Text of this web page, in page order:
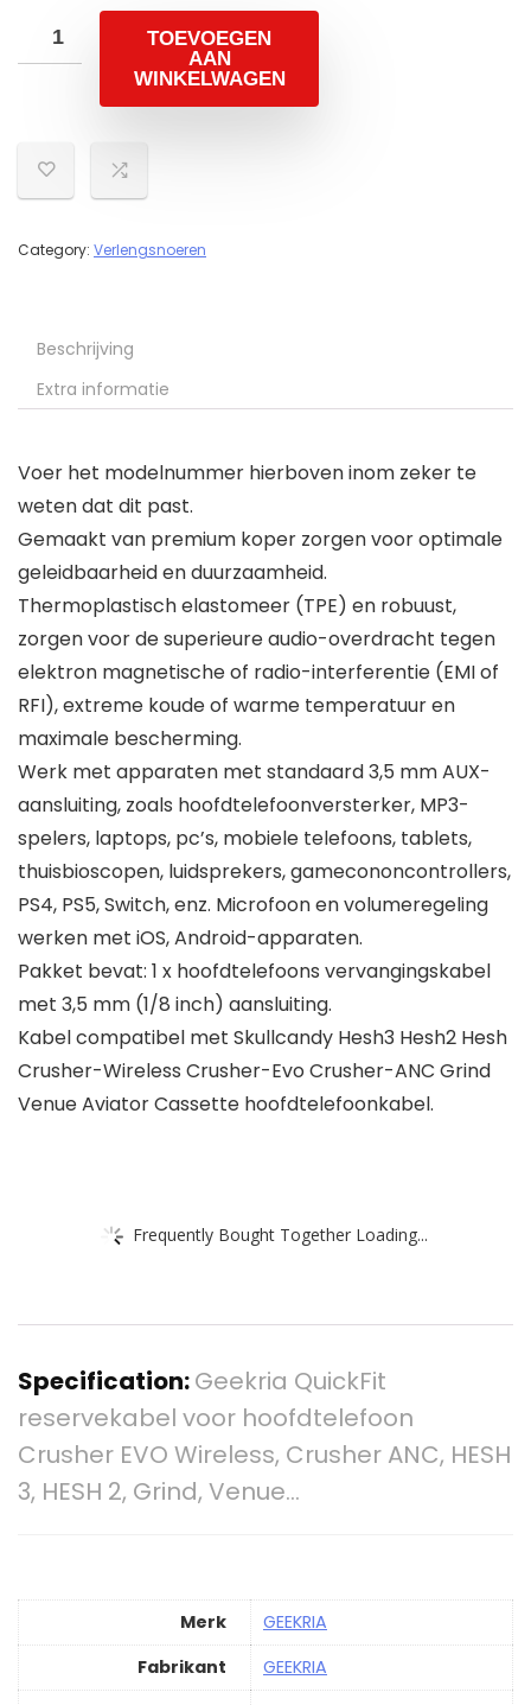
TOEVOEGEN
AAN
WINKELWAGEN
Category: Verlengsnoeren
Beschrijving
Extra informatie
Voer het modelnummer hierboven inom zeker te
weten dat dit past.
Gemaakt van premium koper zorgen voor optimale
geleidbaarheid en duurzaamheid.
Thermoplastisch elastomeer (TPE) en robuust,
zorgen voor de superieure audio-overdracht tegen
elektron magnetische of radio-interferentie (EMI of
RFI), extreme koude of warme temperatuur en
maximale bescherming.
Werk met apparaten met standaard 3,5 mm AUX-
aansluiting, zoals hoofdtelefoonversterker, MP3-
spelers, laptops, pc’s, mobiele telefoons, tablets,
thuisbioscopen, luidsprekers, gamecononcontrollers,
PS4, PS5, Switch, enz. Microfoon en volumeregeling
werken met iOS, Android-apparaten.
Pakket bevat: 1 x hoofdtelefoons vervangingskabel
met 3,5 mm (1/8 inch) aansluiting.
Kabel compatibel met Skullcandy Hesh3 Hesh2 Hesh
Crusher-Wireless Crusher-Evo Crusher-ANC Grind
Venue Aviator Cassette hoofdtelefoonkabel.
Frequently Bought Together Loading...
Specification:Geekria QuickFit
reservekabel voor hoofdtelefoon
Crusher EVO Wireless, Crusher ANC, HESH
3, HESH 2, Grind, Venue…
Merk
‎GEEKRIA
Fabrikant
‎GEEKRIA